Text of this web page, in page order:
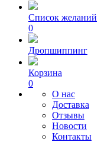
Список желаний
0
Дропшиппинг
Корзина
0
О нас
Доставка
Отзывы
Новости
Контакты